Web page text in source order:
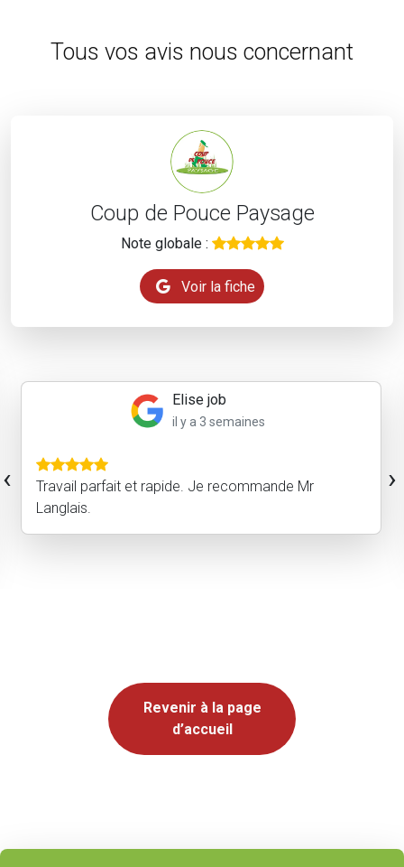
Tous vos avis nous concernant
Coup de Pouce Paysage
Note globale :
Voir la fiche
GAREL CLAIRE
il y a 2 mois
Efficace et professionnel. Le résultat attendu était
au rendez vous . Nous avons fait appel à MR
Langlais et son équipe pour rénover massifs et allée
. Très content de la prestation . Je recommande
‹ ›
Revenir à la page
d’accueil